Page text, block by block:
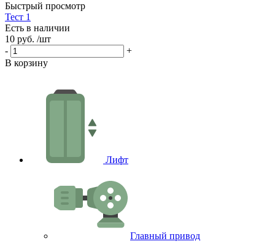
Быстрый просмотр
Тест 1
Есть в наличии
10 руб. /шт
-
+
В корзину
Лифт
Главный привод